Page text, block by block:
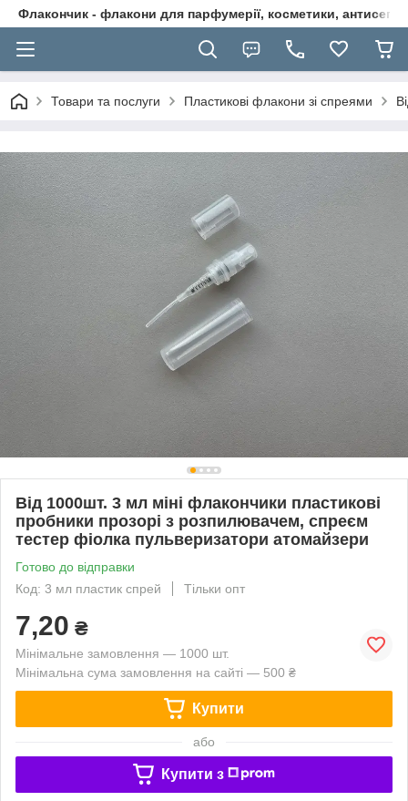
Флакончик - флакони для парфумерії, косметики,
Товари та послуги Пластикові флакони зі спреями
Від 1000шт. 3 мл міні флакончики пластикові
пробники прозорі з розпилювачем, спреєм
тестер фіолка пульверизатори атомайзери
Готово до відправки
Код: 3 мл пластик спрей
Тільки опт
7,20 ₴
Мінімальне замовлення — 1000 шт.
Мінімальна сума замовлення на сайті — 500 ₴
Купити
або
Купити з